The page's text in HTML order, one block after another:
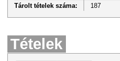
Tárolt tételek száma:
187
Tételek